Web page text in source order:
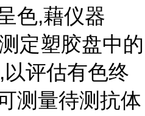
色,藉仪器
定塑胶盘中的
评估有色终
测量待测抗体